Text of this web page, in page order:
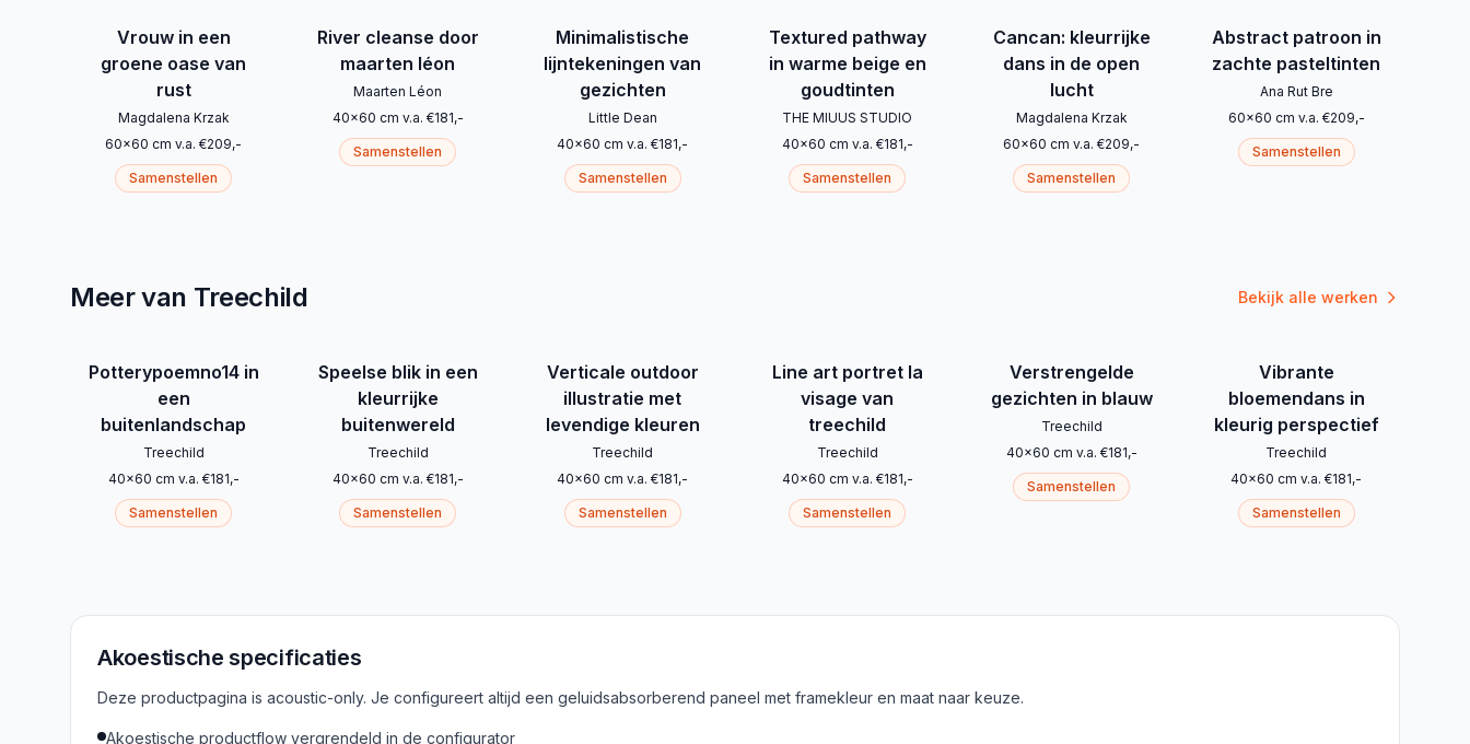
Vrouw in een
groene oase van
rust
Magdalena Krzak
60x60 cmv.a. €209,-
Samenstellen
River cleanse door
maarten léon
Maarten Léon
40x60 cm v.a. €181,-
Samenstellen
Minimalistische
lijntekeningen van
gezichten
Little Dean
40x60 cmv.a. €181,-
Samenstellen
Textured pathway
in warme beige en
goudtinten
THE MIUUS STUDIO
40x60 cm v.a. €181,-
Samenstellen
Cancan: kleurrijke
dans in de open
lucht
Magdalena Krzak
60x60 cmv.a. €209,-
Samenstellen
Abstract patroon in
zachte pasteltinten
Ana Rut Bre
60x60 cm v.a. €209,-
Samenstellen
Meer van Treechild Bekijk alle werken
Potterypoemno14 in
een
buitenlandschap
Treechild
40x60 cm v.a. €181,-
Samenstellen
Speelse blik in een
kleurrijke
buitenwereld
Treechild
40x60 cm v.a. €181,-
Samenstellen
Verticale outdoor
illustratie met
levendige kleuren
Treechild
40x60 cmv.a. €181,-
Samenstellen
Line art portret la
visage van
treechild
Treechild
40x60 cm v.a. €181,-
Samenstellen
Verstrengelde
gezichten in blauw
Treechild
40x60 cm v.a. €181,-
Samenstellen
Vibrante
bloemendans in
kleurig perspectief
Treechild
40x60 cmv.a. €181,-
Samenstellen
Akoestische specificaties
Deze productpagina is acoustic-only. Je configureert altijd een geluidsabsorberend paneel met framekleur en maat naar keuze.
Akoestische productflow vergrendeld in de configurator